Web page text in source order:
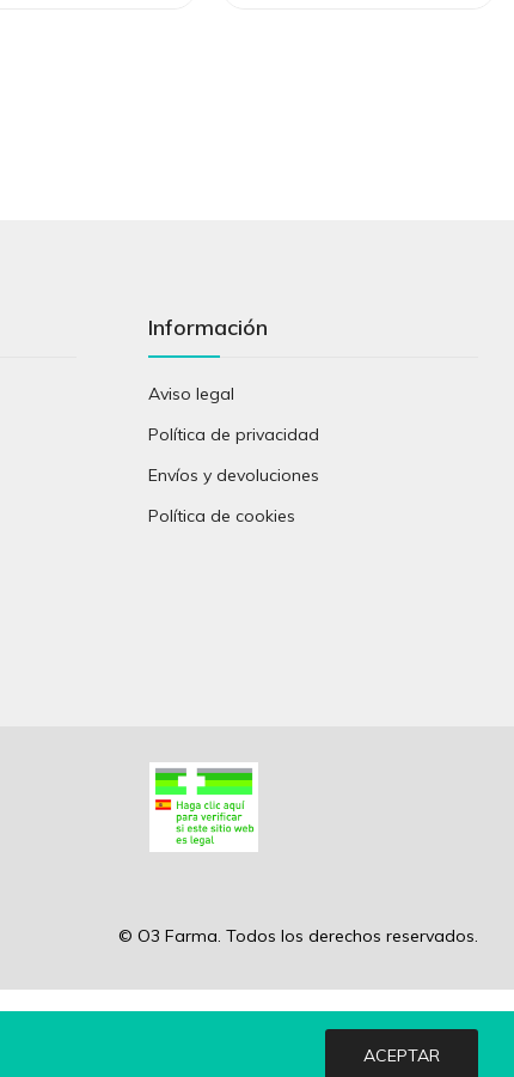
Información
Aviso legal
Política de privacidad
Envíos y devoluciones
Política de cookies
© O3 Farma. Todos los derechos reservados.
ACEPTAR